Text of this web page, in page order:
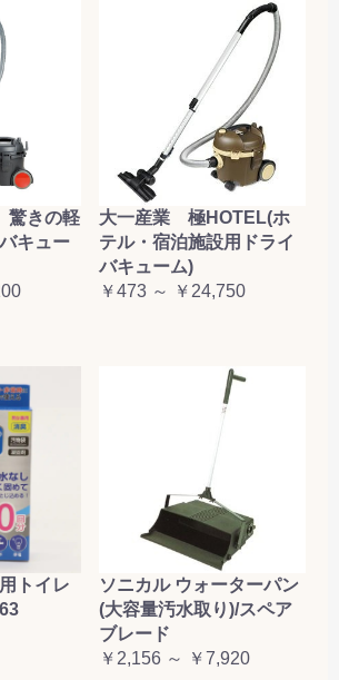
きの軽
キュー
大一産業 極HOTEL(ホ
テル・宿泊施設用ドライ
バキューム)
￥473 ～ ￥24,750
トイレ
ソニカル ウォーターパン
(大容量汚水取り)/スペア
ブレード
￥2,156 ～ ￥7,920